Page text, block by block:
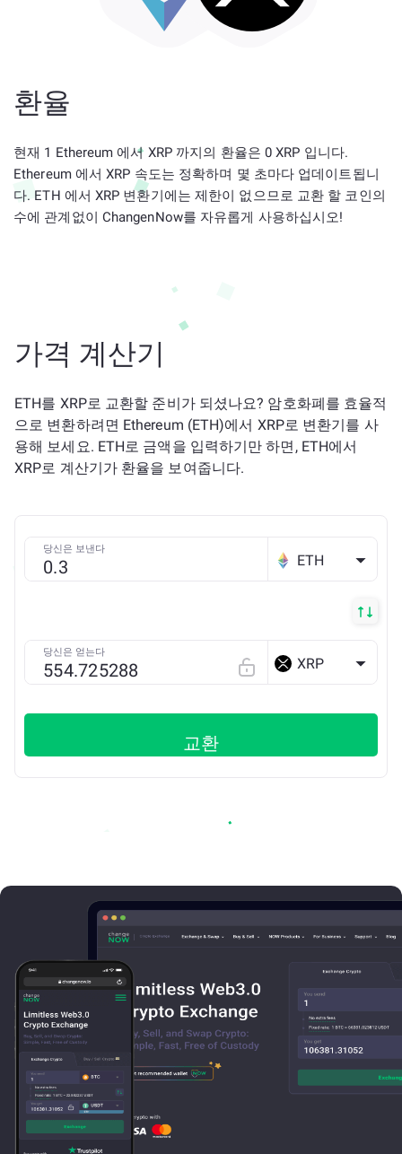
환율
현재 1 Ethereum 에서 XRP 까지의 환율은 0 XRP 입니다.
Ethereum 에서 XRP 속도는 정확하며 몇 초마다 업데이트됩니
다. ETH 에서 XRP 변환기에는 제한이 없으므로 교환 할 코인의
수에 관계없이 ChangenNow를 자유롭게 사용하십시오!
가격 계산기
ETH를 XRP로 교환할 준비가 되셨나요? 암호화폐를 효율적
으로 변환하려면 Ethereum (ETH)에서 XRP로 변환기를 사
용해 보세요. ETH로 금액을 입력하기만 하면, ETH에서
XRP로 계산기가 환율을 보여줍니다.
당신은 보낸다
ETH
당신은 얻는다
XRP
교환